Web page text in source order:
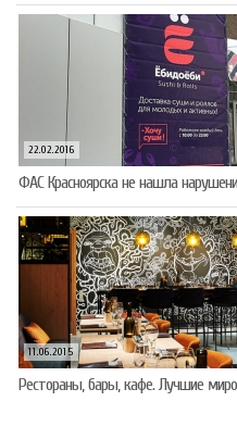
22.02.2016
ФАС Красноярска не нашла
11.06.2015
Рестораны, бары, кафе. Лучшие